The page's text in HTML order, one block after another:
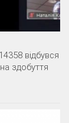
відбувся
здобуття